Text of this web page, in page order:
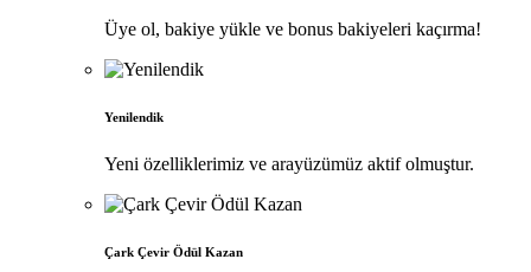
Üye ol, bakiye yükle ve bonus bakiyeleri kaçırma!
Yenilendik
Yeni özelliklerimiz ve arayüzümüz aktif olmuştur.
Çark Çevir Ödül Kazan